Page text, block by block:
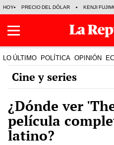
HOY PRECIO DEL DÓLAR KENJI
LO ÚLTIMO POLÍTICA OPINIÓN
Cine y series
¿Dónde ver
película
latino?